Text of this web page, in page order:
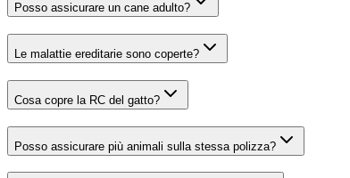
Posso assicurare un cane adulto?
Le malattie ereditarie sono coperte?
Cosa copre la RC del gatto?
Posso assicurare più animali sulla stessa polizza?